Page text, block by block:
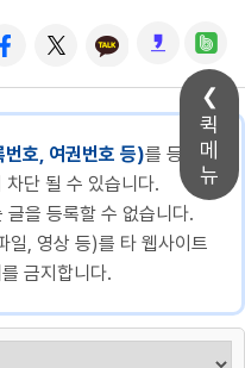
퀵
메
뉴
호, 여권번호 등)를 등록할
단 될 수 있습니다.
글을 등록할 수 없습니다.
일, 영상 등)를 타 웹사이트
금지합니다.